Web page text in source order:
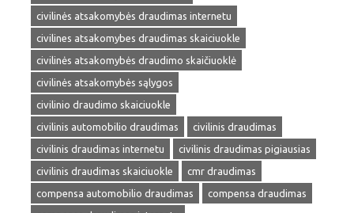
civilinės atsakomybės draudimas internetu
civilines atsakomybes draudimas skaiciuokle
civilinės atsakomybės draudimo skaičiuoklė
civilinės atsakomybės sąlygos
civilinio draudimo skaiciuokle
civilinis automobilio draudimas
civilinis draudimas
civilinis draudimas internetu
civilinis draudimas pigiausias
civilinis draudimas skaiciuokle
cmr draudimas
compensa automobilio draudimas
compensa draudimas